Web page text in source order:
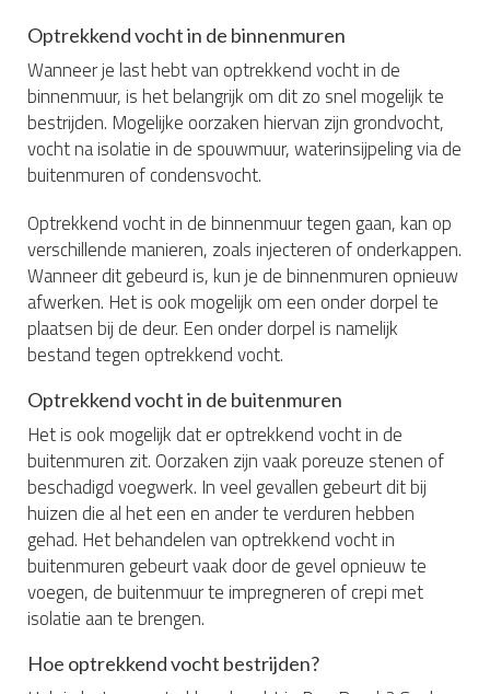
Optrekkend vocht in de binnenmuren
Wanneer je last hebt van optrekkend vocht in de
binnenmuur, is het belangrijk om dit zo snel mogelijk te
bestrijden. Mogelijke oorzaken hiervan zijn grondvocht,
vocht na isolatie in de spouwmuur, waterinsijpeling via de
buitenmuren of condensvocht.
Optrekkend vocht in de binnenmuur tegen gaan, kan op
verschillende manieren, zoals injecteren of onderkappen.
Wanneer dit gebeurd is, kun je de binnenmuren opnieuw
afwerken. Het is ook mogelijk om een onder dorpel te
plaatsen bij de deur. Een onder dorpel is namelijk
bestand tegen optrekkend vocht.
Optrekkend vocht in de buitenmuren
Het is ook mogelijk dat er optrekkend vocht in de
buitenmuren zit. Oorzaken zijn vaak poreuze stenen of
beschadigd voegwerk. In veel gevallen gebeurt dit bij
huizen die al het een en ander te verduren hebben
gehad. Het behandelen van optrekkend vocht in
buitenmuren gebeurt vaak door de gevel opnieuw te
voegen, de buitenmuur te impregneren of crepi met
isolatie aan te brengen.
Hoe optrekkend vocht bestrijden?